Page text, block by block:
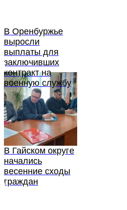
В Оренбуржье
выросли
выплаты для
заключивших
контракт на
военную службу
В Гайском округе
начались
весенние сходы
граждан